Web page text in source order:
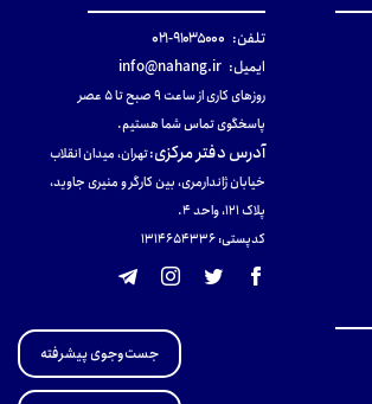
تلفن: ۹۱۰۳۵۰۰۰-۰۲۱
ایمیل: info@nahang.ir
روزهای کاری از ساعت ۹ صبح تا ۵ عصر
پاسخگوی تماس شما هستیم.
آدرس دفتر مرکزی:تهران، میدان انقلاب
خیابان ژاندارمری، بین کارگر و منیری جاوید،
پلاک 121، واحد ۴.
کدپستی: 131465433۶
جست‌وجوی پیشرفته